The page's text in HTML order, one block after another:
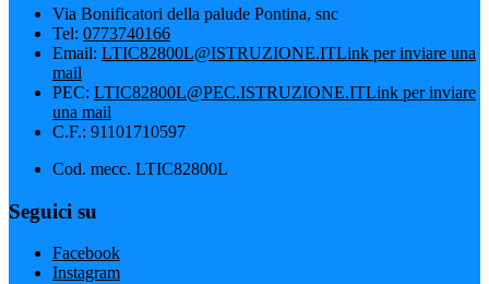
Via Bonificatori della palude Pontina, snc
Tel: 0773740166
Email: LTIC82800L@ISTRUZIONE.ITLink per inviare una
mail
PEC: LTIC82800L@PEC.ISTRUZIONE.ITLink per inviare
una mail
C.F.: 91101710597
Cod. mecc. LTIC82800L
Seguici su
Facebook
Instagram